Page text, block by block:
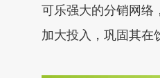
可乐强大的分销网络
加大投入，巩固其在